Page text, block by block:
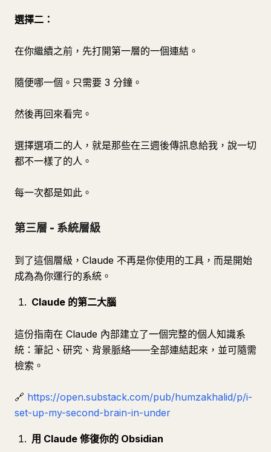
選擇二：
在你繼續之前，先打開第一層的一個連結。
隨便哪一個。只需要 3 分鐘。
然後再回來看完。
選擇選項二的人，就是那些在三週後傳訊息給我，說一切
都不一樣了的人。
每一次都是如此。
第三層 - 系統層級
到了這個層級，Claude 不再是你使用的工具，而是開始
成為為你運行的系統。
Claude 的第二大腦
這份指南在 Claude 內部建立了一個完整的個人知識系
統：筆記、研究、背景脈絡——全部連結起來，並可隨需
檢索。
🔗 https://open.substack.com/pub/humzakhalid/p/i-
set-up-my-second-brain-in-under
用 Claude 修復你的 Obsidian